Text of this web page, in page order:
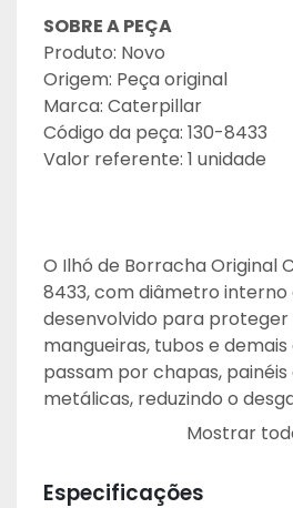
SOBRE A PEÇA
Produto: Novo
Origem: Peça original
Marca: Caterpillar
Código da peça: 130-8433
Valor referente: 1 unidade
O Ilhó de Borracha Original
8433, com diâmetro interno
desenvolvido para proteger
mangueiras, tubos e
passam por chapas,
metálicas, reduzindo o
atrito e vibrações.
qualidade Caterpillar, o ilhó
Mostrar
Especificações